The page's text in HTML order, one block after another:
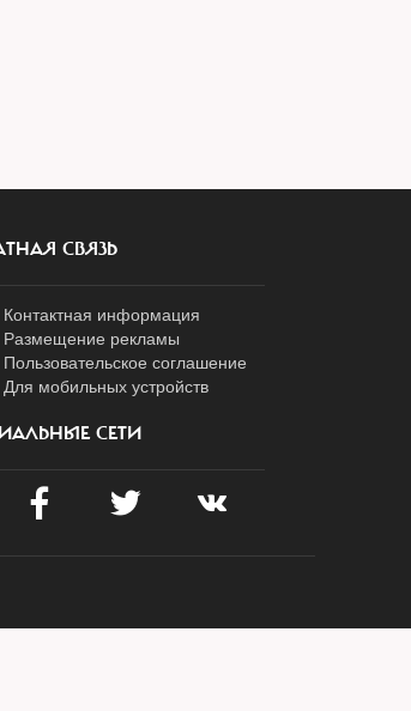
СВЯЗЬ
Контактная информация
Размещение рекламы
Пользовательское соглашение
Для мобильных устройств
СЕТИ